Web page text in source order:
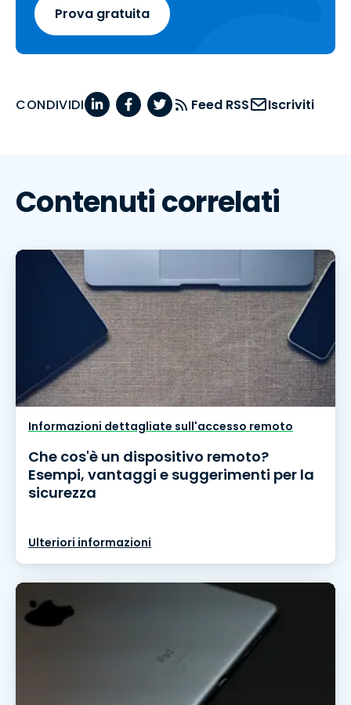
Prova gratuita
CONDIVIDI Feed RSS Iscriviti
Contenuti correlati
Informazioni dettagliate sull'accesso remoto
Che cos'è un dispositivo remoto?
Esempi, vantaggi e suggerimenti per la
sicurezza
Ulteriori informazioni